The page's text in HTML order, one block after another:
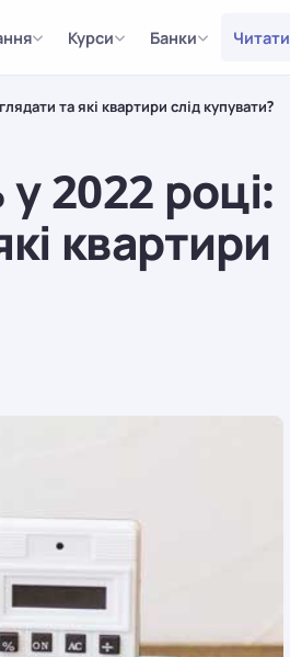
Курси Банки Читати
та які квартири слід купувати?
у 2022 році:
квартири